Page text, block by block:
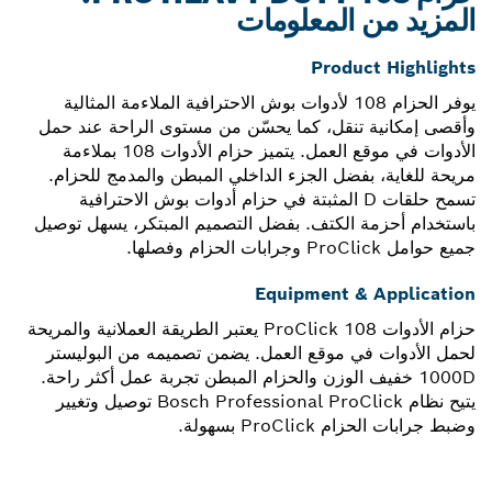
المزيد من المعلومات
Product Highlights
يوفر الحزام 108 لأدوات بوش الاحترافية الملاءمة المثالية
وأقصى إمكانية تنقل، كما يحسّن من مستوى الراحة عند حمل
الأدوات في موقع العمل. يتميز حزام الأدوات 108 بملاءمة
مريحة للغاية، بفضل الجزء الداخلي المبطن والمدمج للحزام.
تسمح حلقات D المثبتة في حزام أدوات بوش الاحترافية
باستخدام أحزمة الكتف. بفضل التصميم المبتكر، يسهل توصيل
جميع حوامل ProClick وجرابات الحزام وفصلها.
Equipment & Application
حزام الأدوات ProClick 108 يعتبر الطريقة العملانية والمريحة
لحمل الأدوات في موقع العمل. يضمن تصميمه من البوليستر
1000D خفيف الوزن والحزام المبطن تجربة عمل أكثر راحة.
يتيح نظام Bosch Professional ProClick توصيل وتغيير
وضبط جرابات الحزام ProClick بسهولة.